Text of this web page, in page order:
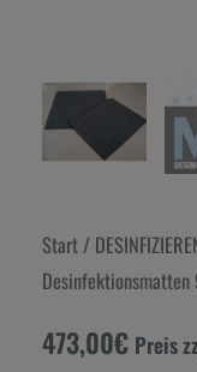
Start/
473,00€ Preis